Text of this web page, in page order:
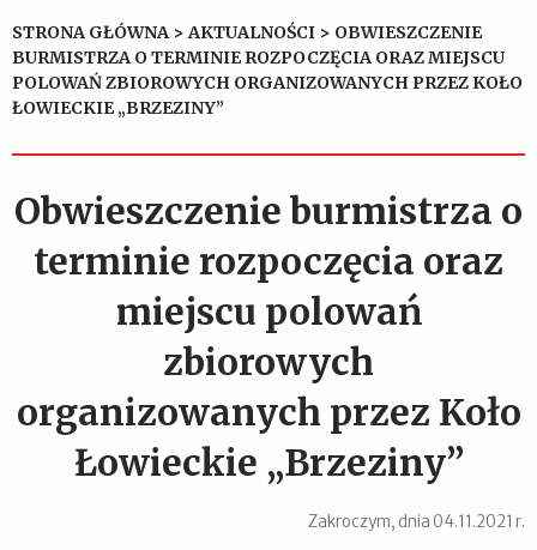
STRONA GŁÓWNA >AKTUALNOŚCI > OBWIESZCZENIE
BURMISTRZA O TERMINIE ROZPOCZĘCIA ORAZ MIEJSCU
POLOWAŃ ZBIOROWYCH ORGANIZOWANYCH PRZEZ KOŁO
ŁOWIECKIE „BRZEZINY”
Obwieszczenie burmistrza o
terminie rozpoczęcia oraz
miejscu polowań
zbiorowych
organizowanych przez Koło
Łowieckie „Brzeziny”
Zakroczym, dnia 04.11.2021 r.